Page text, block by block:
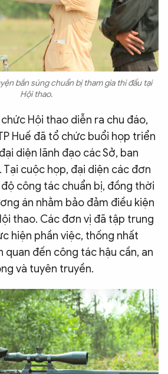
bắn súng chuẩn bị tham gia thi đấu tại
Hội thao.
Hội thao diễn ra chu đáo,
Huế đã tổ chức buổi họp triển
diện lãnh đạo các Sở, ban
Tại cuộc họp, đại diện các đơn
công tác chuẩn bị, đồng thời
án nhằm bảo đảm điều kiện
thao. Các đơn vị đã tập trung
hiện phần việc, thống nhất
quan đến công tác hậu cần, an
và tuyên truyền.